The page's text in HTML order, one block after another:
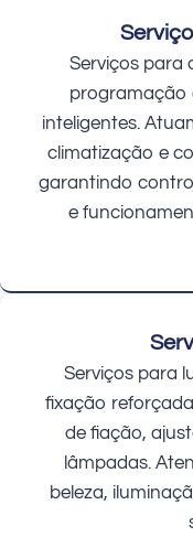
Serviços para
programação
inteligentes.
climatização e
garantindo
e
Serviços para
fixação
de fiação,
lâmpadas.
beleza,